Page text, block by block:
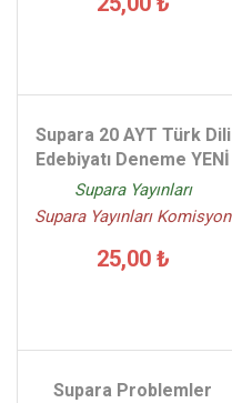
Supara 20 AYT Türk Dili
Edebiyatı Deneme YENİ
Supara Yayınları
Supara Yayınları Komisyon
25,00 ₺
Supara Problemler